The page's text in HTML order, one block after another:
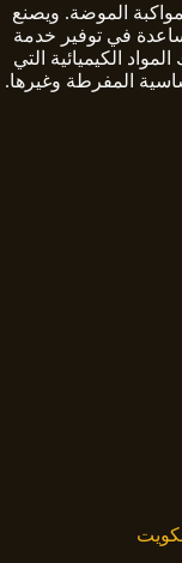
الموضة. ويصنع
في توفير خدمة
الكيميائية التي
المفرطة وغيرها.